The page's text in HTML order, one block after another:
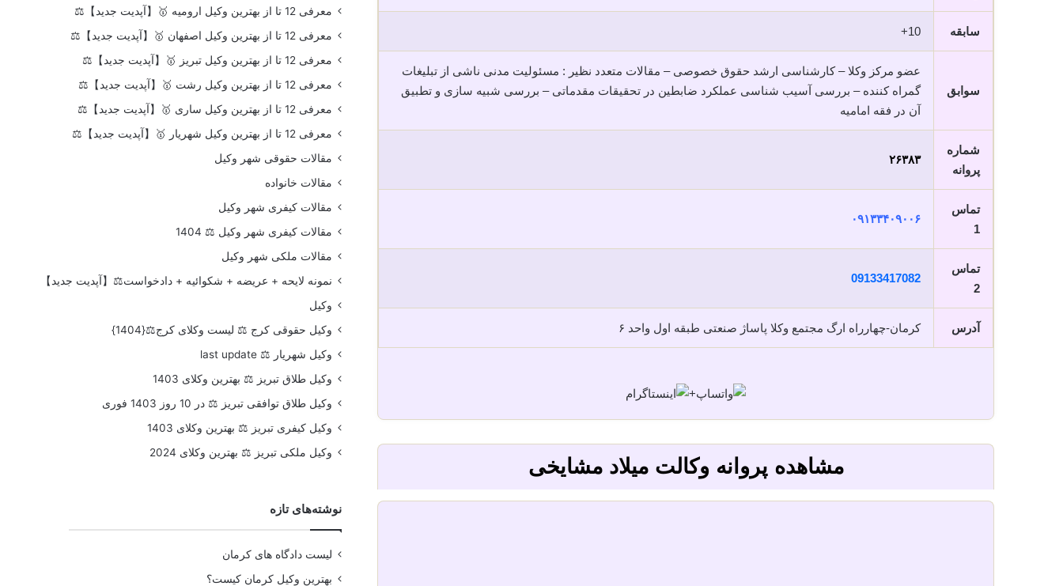
سابقه 10+
سوابق
عضو مرکز وکلا – کارشناسی ارشد حقوق خصوصی – مقالات متعدد نظیر : مسئولیت مدنی ناشی از تبلیغات
گمراه کننده – بررسی آسیب شناسی عملکرد ضابطین در تحقیقات مقدماتی – بررسی شبیه سازی و تطبیق
آن در فقه امامیه
شماره
پروانه
۲۶۳۸۳
تماس
1
۰۹۱۳۳۴۰۹۰۰۶
تماس
2
09133417082
آدرس کرمان-چهارراه ارگ مجتمع وکلا پاساژ صنعتی طبقه اول واحد ۶
+
مشاهده پروانه وکالت میلاد مشایخی
معرفی 12 تا از بهترین وکیل ارومیه 🥇【آپدیت جدید】⚖️
معرفی 12 تا از بهترین وکیل اصفهان 🥇【آپدیت جدید】⚖️
معرفی 12 تا از بهترین وکیل تبریز 🥇【آپدیت جدید】⚖️
معرفی 12 تا از بهترین وکیل رشت 🥇【آپدیت جدید】⚖️
معرفی 12 تا از بهترین وکیل ساری 🥇【آپدیت جدید】⚖️
معرفی 12 تا از بهترین وکیل شهریار 🥇【آپدیت جدید】⚖️
مقالات حقوقی شهر وکیل
مقالات خانواده
مقالات کیفری شهر وکیل
مقالات کیفری شهر وکیل ⚖️ 1404
مقالات ملکی شهر وکیل
نمونه لایحه + عریضه + شکوائیه + دادخواست⚖️【آپدیت جدید】
وکیل
وکیل حقوقی کرج ⚖️ لیست وکلای کرج⚖️{1404}
وکیل شهریار ⚖️ last update
وکیل طلاق تبریز ⚖️ بهترین وکلای 1403
وکیل طلاق توافقی تبریز ⚖️ در 10 روز 1403 فوری
وکیل کیفری تبریز ⚖️ بهترین وکلای 1403
وکیل ملکی تبریز ⚖️ بهترین وکلای 2024
نوشته‌های تازه
لیست دادگاه های کرمان
بهترین وکیل کرمان کیست؟